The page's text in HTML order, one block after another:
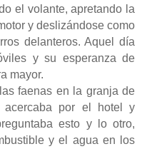
el volante, apretando la
y deslizándose como
delanteros. Aquel día
y su esperanza de
mayor.
faenas en la granja de
por el hotel y
esto y lo otro,
y el agua en los